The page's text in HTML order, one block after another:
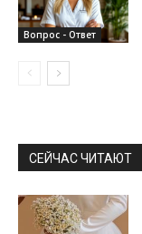
Вопрос - Ответ
СЕЙЧАС ЧИТАЮТ